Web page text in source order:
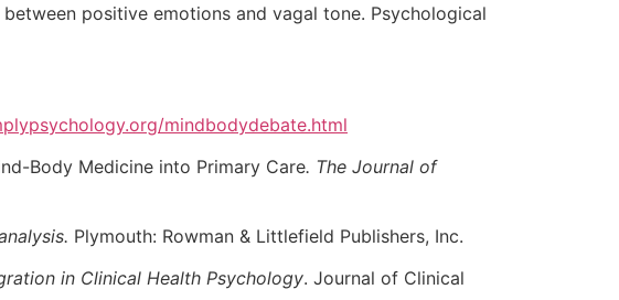
positive emotions and vagal tone. Psychological
mindbodydebate.html
Body Medicine into Primary Care. The Journal of
Plymouth: Rowman & Littlefield Publishers, Inc.
in Clinical Health Psychology. Journal of Clinical